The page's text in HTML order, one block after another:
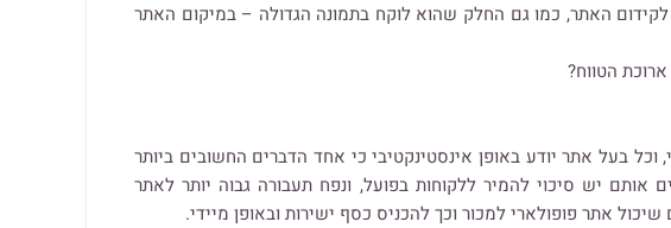
האתר, כמו גם החלק שהוא לוקח בתמונה הגדולה – במיקום האתר
הטווח?
בעל אתר יודע באופן אינסטינקטיבי כי אחד הדברים החשובים ביותר
אותם יש סיכוי להמיר ללקוחות בפועל, ונפח תעבורה גבוה יותר לאתר
אתר פופולארי למכור וכך להכניס כסף ישירות ובאופן מיידי.